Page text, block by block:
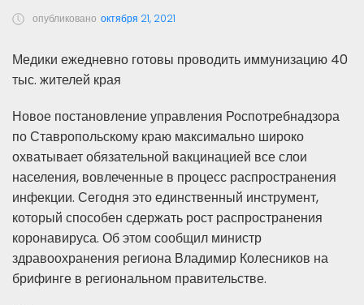
опубликовано октября 21, 2021
Медики ежедневно готовы проводить иммунизацию 40
тыс. жителей края
Новое постановление управления Роспотребнадзора
по Ставропольскому краю максимально широко
охватывает обязательной вакцинацией все слои
населения, вовлеченные в процесс распространения
инфекции. Сегодня это единственный инструмент,
который способен сдержать рост распространения
коронавируса. Об этом сообщил министр
здравоохранения региона Владимир Колесников на
брифинге в региональном правительстве.